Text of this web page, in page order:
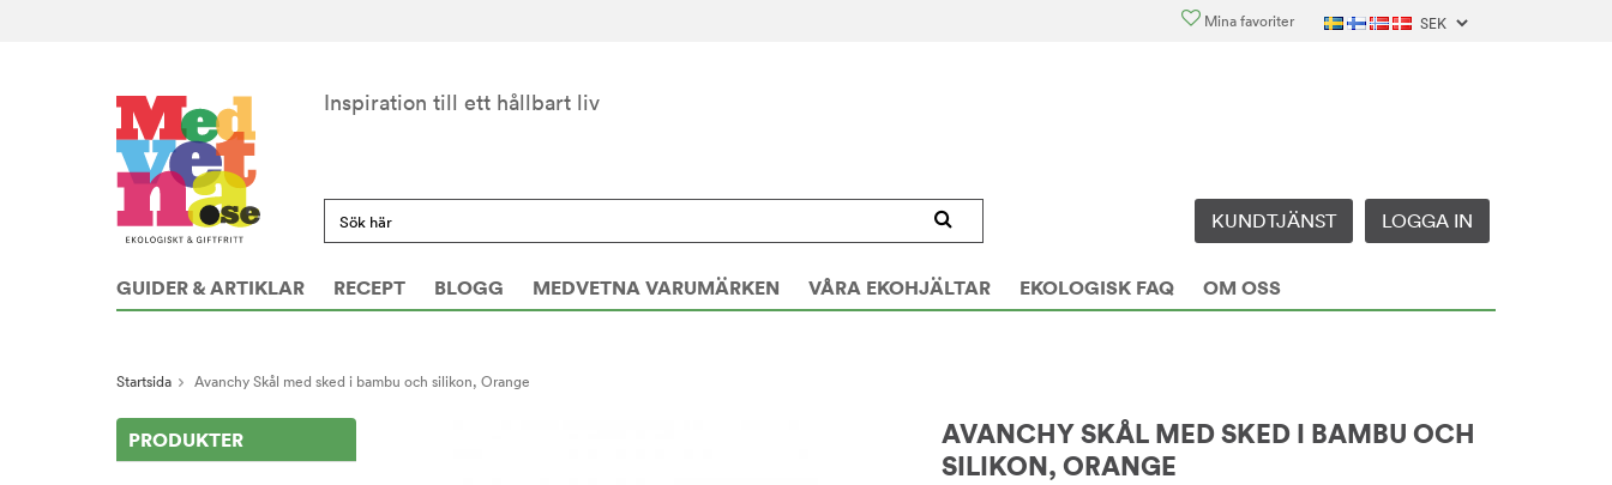
Mina favoriter
Inspiration till ett hållbart liv
KUNDTJÄNST LOGGA IN
GUIDER & ARTIKLAR RECEPT BLOGG MEDVETNA VARUMÄRKEN VÅRA EKOHJÄLTAR EKOLOGISK FAQ OM OSS
Startsida Avanchy Skål med sked i bambu och silikon, Orange
PRODUKTER
AVANCHY SKÅL MED SKED I BAMBU OCH
SILIKON, ORANGE